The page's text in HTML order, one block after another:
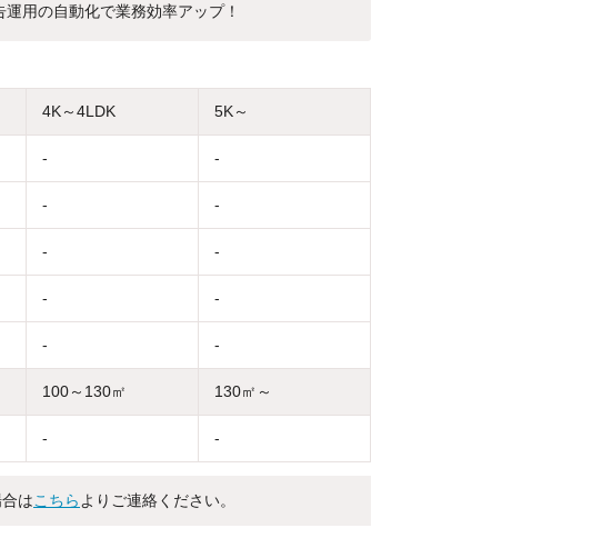
用の自動化で業務効率アップ！
4K～4LDK 5K～
- -
- -
- -
- -
- -
100～130㎡ 130㎡～
- -
はこちら よりご連絡ください。